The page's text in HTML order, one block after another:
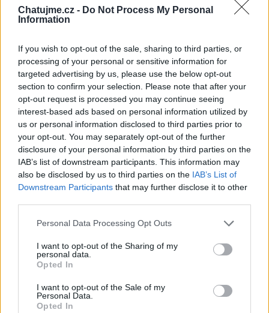
Chatujme.cz - Do Not Process My Personal
Information
If you wish to opt-out of the sale, sharing to third parties, or
processing of your personal or sensitive information for
targeted advertising by us, please use the below opt-out
section to confirm your selection. Please note that after your
opt-out request is processed you may continue seeing
interest-based ads based on personal information utilized by
us or personal information disclosed to third parties prior to
your opt-out. You may separately opt-out of the further
disclosure of your personal information by third parties on the
IAB’s list of downstream participants. This information may
also be disclosed by us to third parties on the IAB’s List of
Downstream Participants that may further disclose it to other
Personal Data Processing Opt Outs
I want to opt-out of the Sharing of my
personal data.
Opted In
I want to opt-out of the Sale of my
Personal Data.
Opted In
Věk: 55
Okres: Kladno
Země:
Kontakt
Napsat uživateli vzkaz
Discord: +420 739943388
Informace o profilu a chatu
Registrace od
: 12.01.2024 23:15
Online : Není nikde online
Naposledy aktivní: 28.07.2026 23:07
Prochatováno: 0.04 hod.
Počet přátel : 0
Profil zobrazen
: 231x